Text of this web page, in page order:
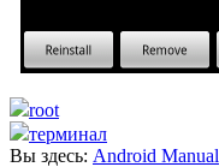
root
терминал
Вы здесь: Android Manual